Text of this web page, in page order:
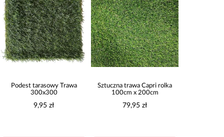
Podest tarasowy Trawa
300x300
9,95 zł
Sztuczna trawa Capri rolka
100cm x 200cm
79,95 zł